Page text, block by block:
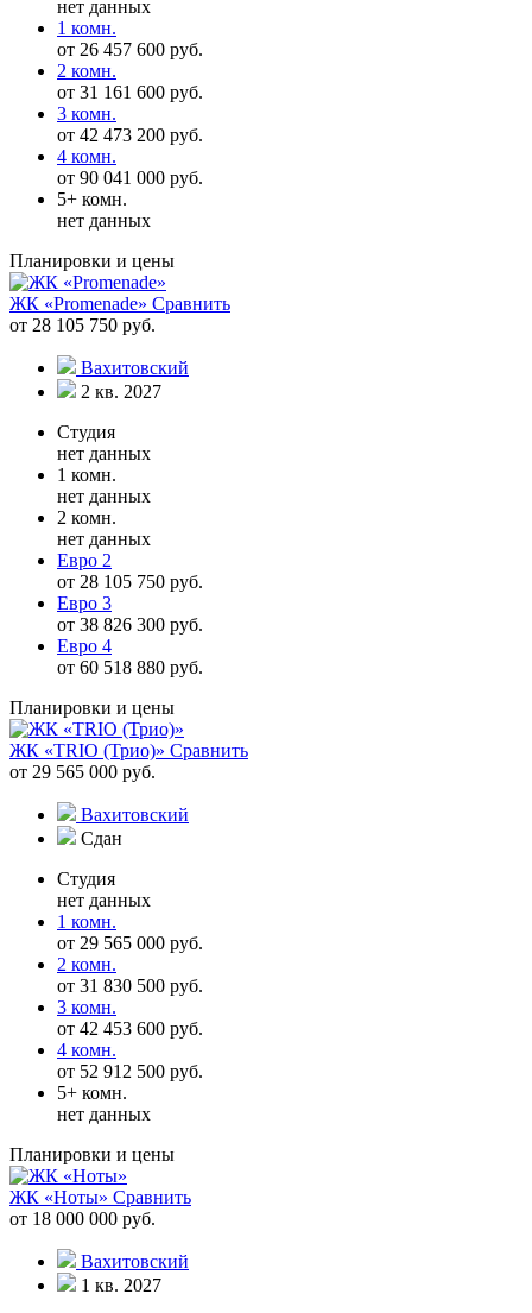
нет данных
1 комн.
от 26 457 600 руб.
2 комн.
от 31 161 600 руб.
3 комн.
от 42 473 200 руб.
4 комн.
от 90 041 000 руб.
5+ комн.
нет данных
Планировки и цены
ЖК «Promenade» Сравнить
от 28 105 750 руб.
Вахитовский
2 кв. 2027
Студия
нет данных
1 комн.
нет данных
2 комн.
нет данных
Евро 2
от 28 105 750 руб.
Евро 3
от 38 826 300 руб.
Евро 4
от 60 518 880 руб.
Планировки и цены
ЖК «TRIO (Трио)» Сравнить
от 29 565 000 руб.
Вахитовский
Сдан
Студия
нет данных
1 комн.
от 29 565 000 руб.
2 комн.
от 31 830 500 руб.
3 комн.
от 42 453 600 руб.
4 комн.
от 52 912 500 руб.
5+ комн.
нет данных
Планировки и цены
ЖК «Ноты» Сравнить
от 18 000 000 руб.
Вахитовский
1 кв. 2027